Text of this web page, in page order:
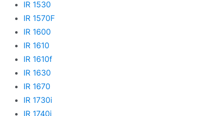
IR 1530
IR 1570F
IR 1600
IR 1610
IR 1610f
IR 1630
IR 1670
IR 1730i
IR 1740i